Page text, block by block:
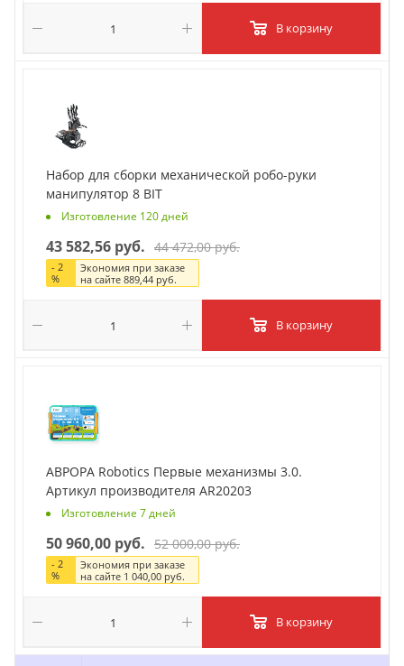
В корзину
Набор для сборки механической робо-руки
манипулятор 8 BIT
Изготовление 120 дней
43 582,56 руб. 44 472,00 руб.
- 2
%
Экономия при заказе
на сайте889,44 руб.
В корзину
АВРОРА Robotics Первые механизмы 3.0.
Артикул производителя AR20203
Изготовление 7 дней
50 960,00 руб. 52 000,00 руб.
- 2
%
Экономия при заказе
на сайте 1 040,00 руб.
В корзину